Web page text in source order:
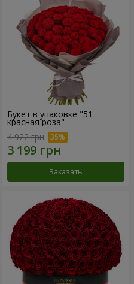
Букет в упаковке "51
красная роза"
4 922 грн
Заказать